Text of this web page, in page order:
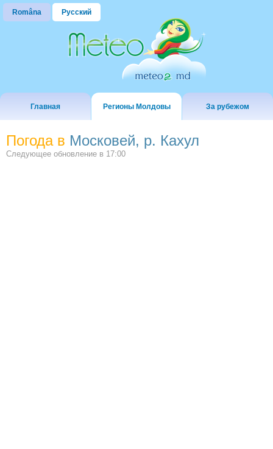
Româna Русский
Главная Регионы Молдовы За рубежом
Погода в Московей, р. Кахул
Следующее обновление в 17:00